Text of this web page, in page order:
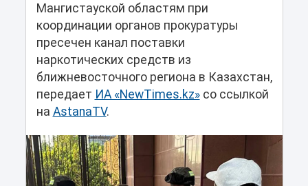
Мангистауской областям при
координации органов прокуратуры
пресечен канал поставки
наркотических средств из
ближневосточного региона в Казахстан,
передает ИА «NewTimes.kz»со ссылкой
на AstanaTV.